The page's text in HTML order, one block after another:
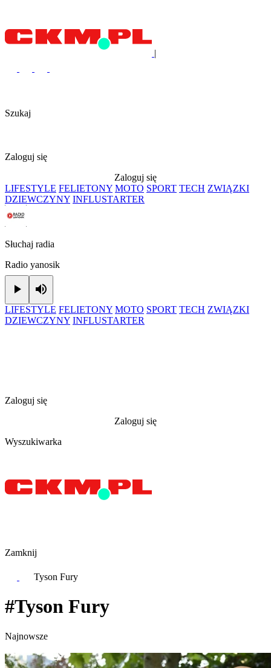
|
Szukaj
Zaloguj się
Zaloguj się
LIFESTYLE FELIETONY MOTO SPORT TECH ZWIĄZKI
DZIEWCZYNY INFLUSTARTER
Słuchaj radia
Radio yanosik
Play
LIFESTYLE FELIETONY MOTO SPORT TECH ZWIĄZKI
DZIEWCZYNY INFLUSTARTER
Zaloguj się
Zaloguj się
Wyszukiwarka
Zamknij
Tyson Fury
#Tyson Fury
Najnowsze